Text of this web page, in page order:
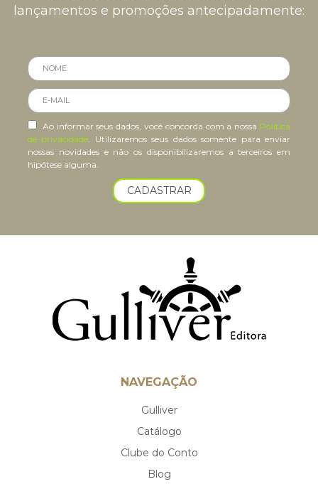
lançamentos e promoções antecipadamente:
Ao informar seus dados, você concorda com a nossa Política
de privacidade . Utilizaremos seus dados somente para enviar
nossas novidades e não os disponibilizaremos a terceiros em
hipótese alguma.
CADASTRAR
NAVEGAÇÃO
Gulliver
Catálogo
Clube do Conto
Blog